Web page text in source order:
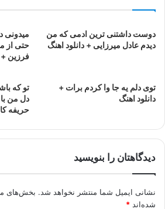
دوست داشتنی ترین ادمی که من
دیدم عادل میرزایی + دانلود اهنگ
میدونی
حتی از
فرزین +
توی دلم یه جا وا کردم برات +
دانلود اهنگ
تو که
دل من
حریفه
دیدگاهتان را بنویسید
نشانی ایمیل شما منتشر نخواهد شد. بخش‌های
شده‌اند *